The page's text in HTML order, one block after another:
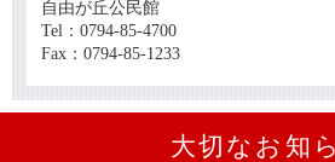
大切なお知
自由が丘公民館
Tel：0794-85-4700
Fax：0794-85-1233